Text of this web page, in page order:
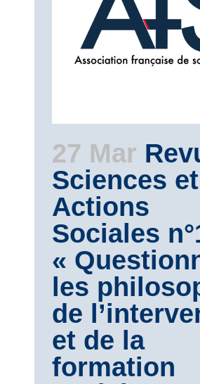
27 Mar
Sciences et
Actions
Sociales
«
les
de
et de la
formation